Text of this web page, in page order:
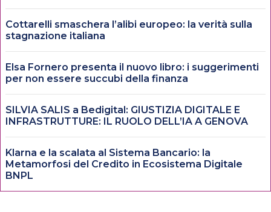
Cottarelli smaschera l’alibi europeo: la verità sulla
stagnazione italiana
Elsa Fornero presenta il nuovo libro: i suggerimenti
per non essere succubi della finanza
SILVIA SALIS a Bedigital: GIUSTIZIA DIGITALE E
INFRASTRUTTURE: IL RUOLO DELL’IA A GENOVA
Klarna e la scalata al Sistema Bancario: la
Metamorfosi del Credito in Ecosistema Digitale
BNPL